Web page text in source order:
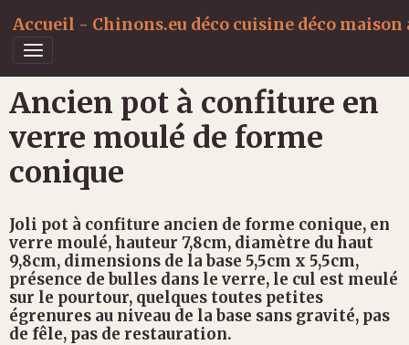
Accueil - Chinons.eu déco cuisine déco
Ancien pot à confiture en
verre moulé de forme
conique
Joli pot à confiture ancien de forme conique, en
verre moulé, hauteur 7,8cm, diamètre du haut
9,8cm, dimensions de la base 5,5cm x 5,5cm,
présence de bulles dans le verre, le cul est meulé
sur le pourtour, quelques toutes petites
égrenures au niveau de la base sans gravité, pas
de fêle, pas de restauration.